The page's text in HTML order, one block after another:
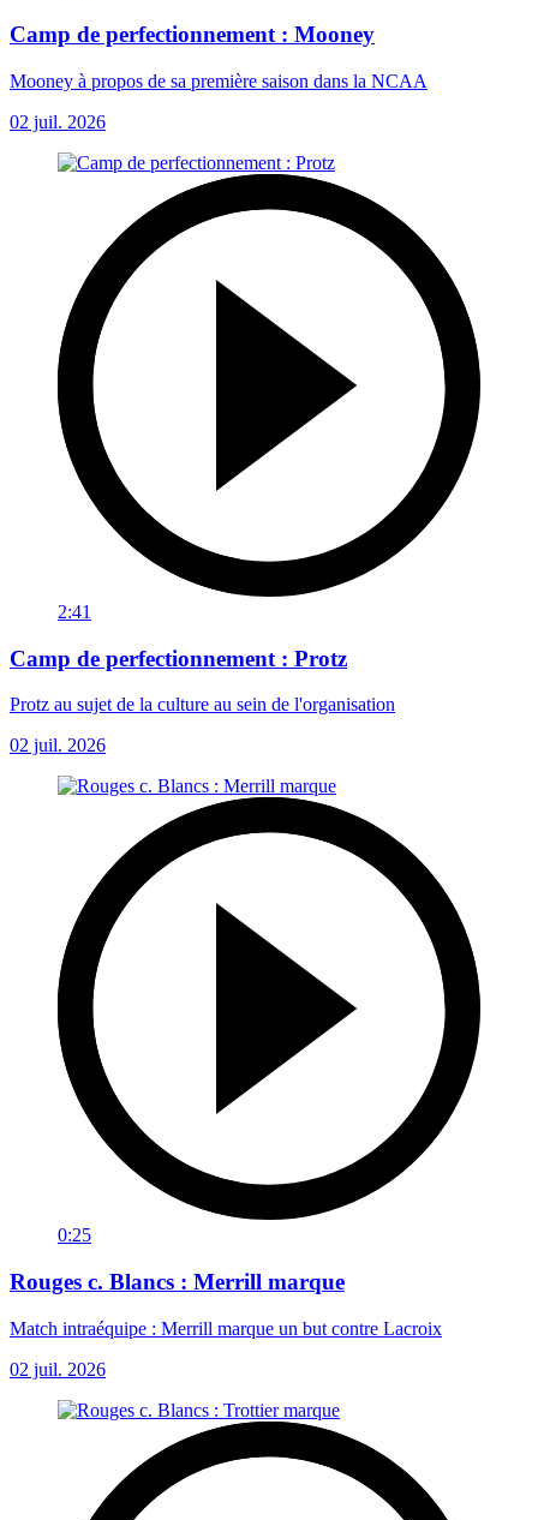
Camp de perfectionnement : Mooney
Mooney à propos de sa première saison dans la NCAA
02 juil. 2026
2:41
Camp de perfectionnement : Protz
Protz au sujet de la culture au sein de l'organisation
02 juil. 2026
0:25
Rouges c. Blancs : Merrill marque
Match intraéquipe : Merrill marque un but contre Lacroix
02 juil. 2026